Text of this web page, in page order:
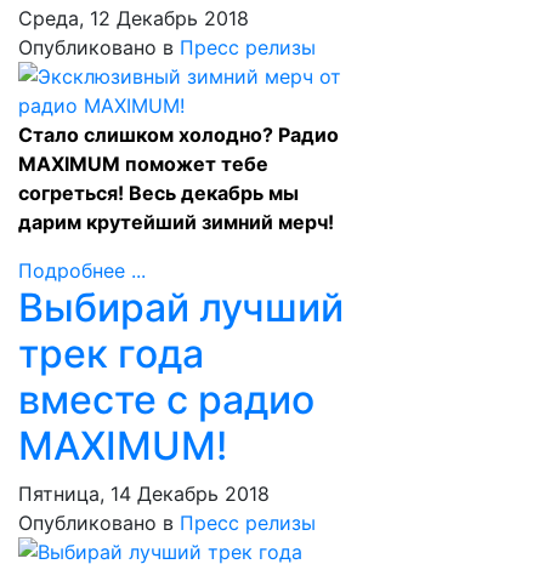
Среда, 12 Декабрь 2018
Опубликовано в Пресс релизы
Стало слишком холодно? Радио
MAXIMUM поможет тебе
согреться! Весь декабрь мы
дарим крутейший зимний мерч!
Подробнее ...
Выбирай лучший
трек года
вместе с радио
MAXIMUM!
Пятница, 14 Декабрь 2018
Опубликовано в Пресс релизы